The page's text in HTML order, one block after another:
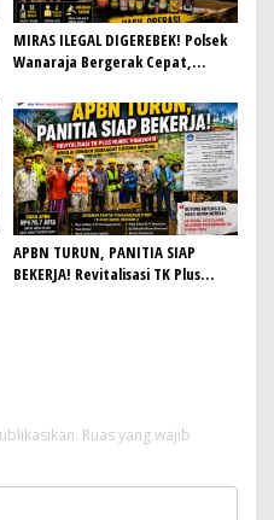
MIRAS ILEGAL DIGEREBEK! Polsek
Wanaraja Bergerak Cepat,
Anti Maksiat
APBN TURUN, PANITIA SIAP
BEKERJA! Revitalisasi TK Plus
Ruas yang wajib